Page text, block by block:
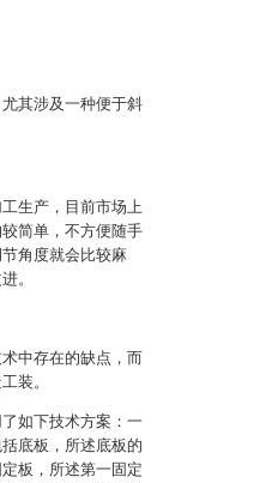
其涉及一种便于斜
生产，目前市场上
简单，不方便随手
角度就会比较麻
。
中存在的缺点，而
装。
如下技术方案：一
底板，所述底板的
板，所述第一固定